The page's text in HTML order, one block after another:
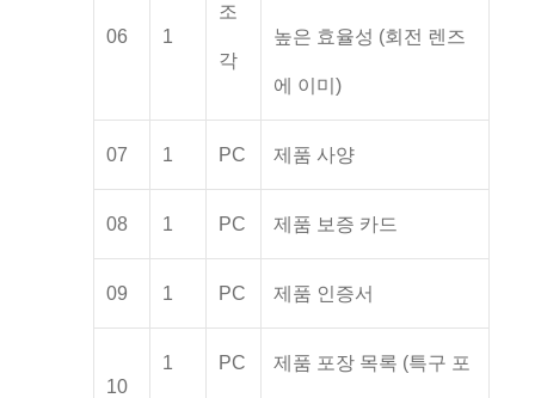
06 1
조
각
높은 효율성 (회전 렌즈
에 이미)
07 1 PC 제품 사양
08 1 PC 제품 보증 카드
09 1 PC 제품 인증서
10
1 PC 제품 포장 목록 (특구 포